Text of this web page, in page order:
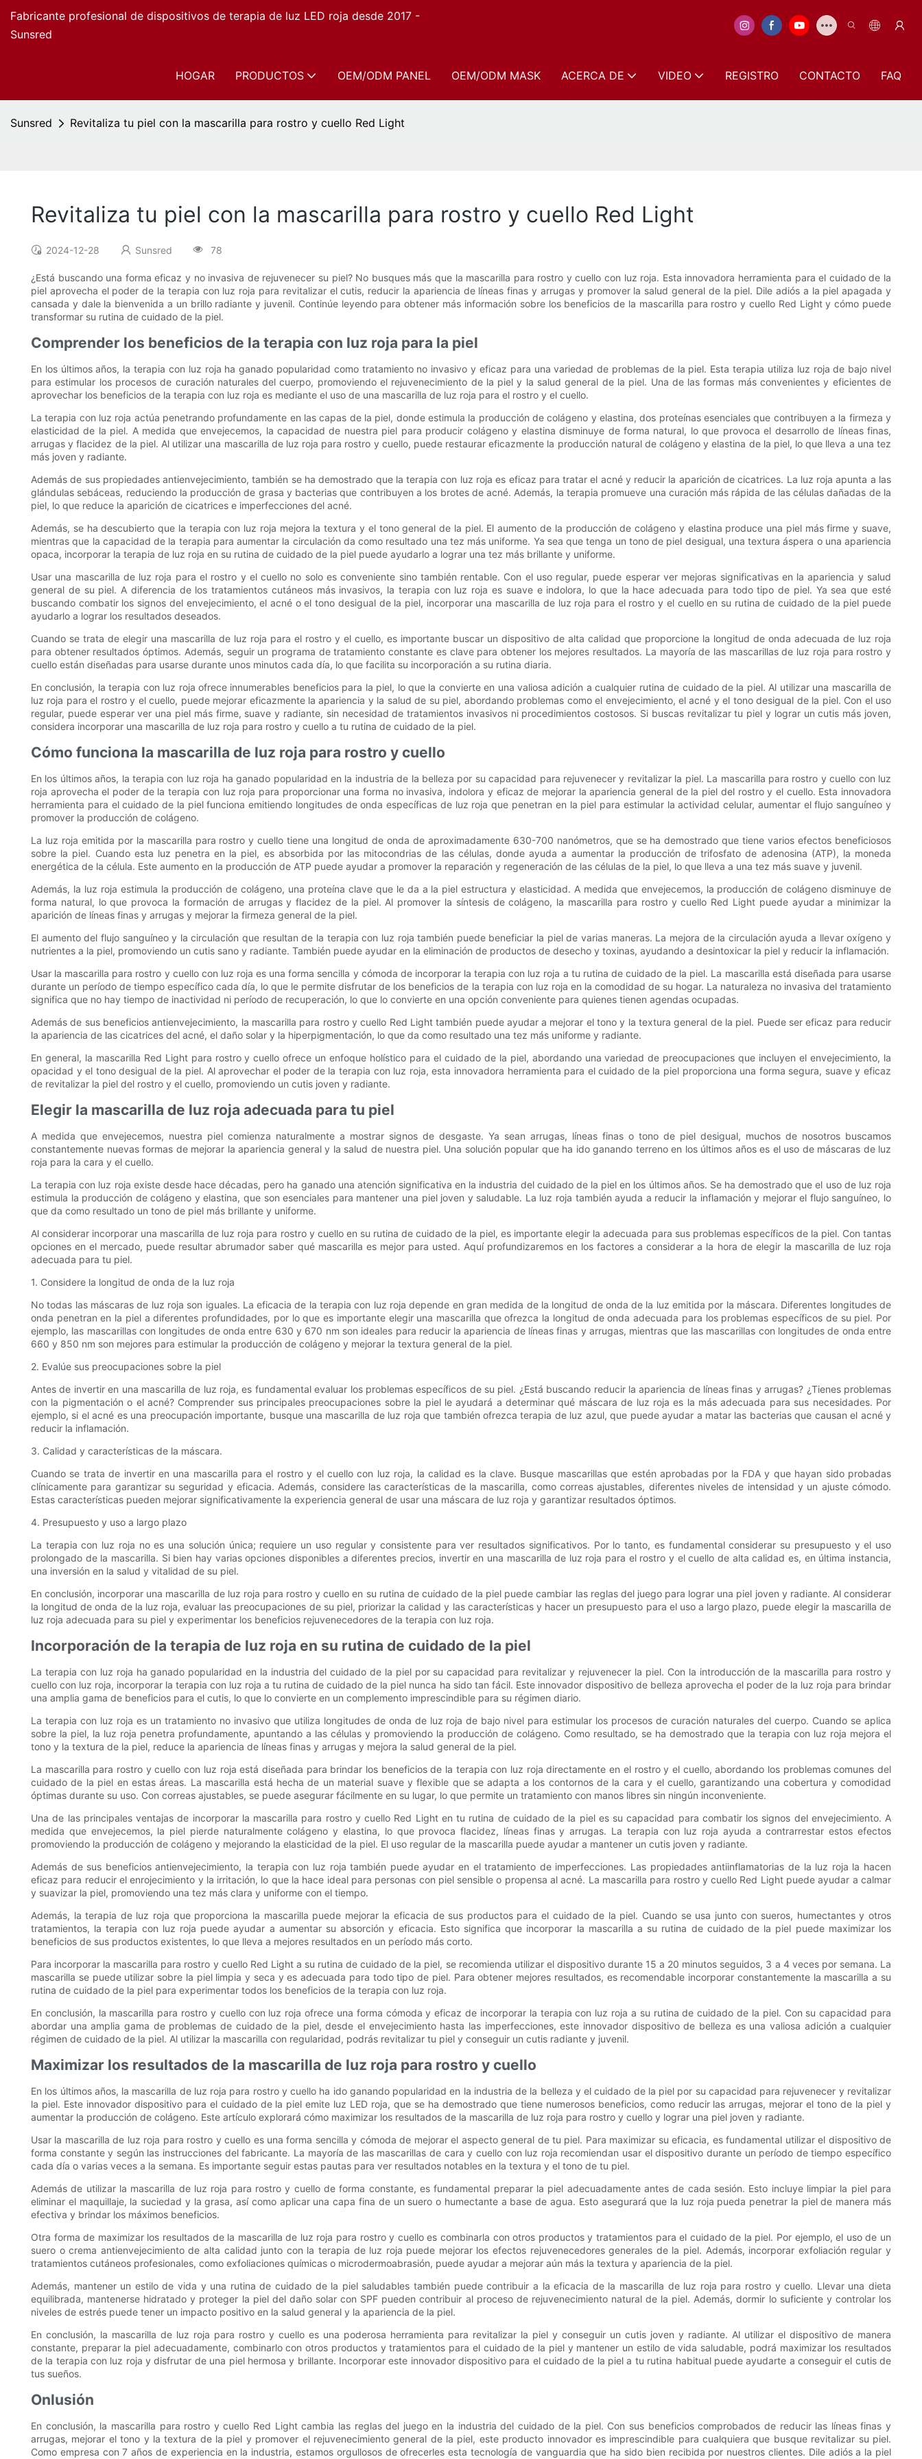
Fabricante profesional de dispositivos de terapia de luz LED roja desde 2017 -
Sunsred
HOGAR PRODUCTOS OEM/ODM PANEL OEM/ODM MASK ACERCA DE VIDEO REGISTRO CONTACTO FAQ
Sunsred Revitaliza tu piel con la mascarilla para rostro y cuello Red Light
Revitaliza tu piel con la mascarilla para rostro y cuello Red Light
2024-12-28 Sunsred 78
¿Está buscando una forma eficaz y no invasiva de rejuvenecer su piel? No busques más que la mascarilla para rostro y cuello con luz roja. Esta innovadora herramienta para el cuidado de la
piel aprovecha el poder de la terapia con luz roja para revitalizar el cutis, reducir la apariencia de líneas finas y arrugas y promover la salud general de la piel. Dile adiós a la piel apagada y
cansada y dale la bienvenida a un brillo radiante y juvenil. Continúe leyendo para obtener más información sobre los beneficios de la mascarilla para rostro y cuello Red Light y cómo puede
transformar su rutina de cuidado de la piel.
Comprender los beneficios de la terapia con luz roja para la piel
En los últimos años, la terapia con luz roja ha ganado popularidad como tratamiento no invasivo y eficaz para una variedad de problemas de la piel. Esta terapia utiliza luz roja de bajo nivel
para estimular los procesos de curación naturales del cuerpo, promoviendo el rejuvenecimiento de la piel y la salud general de la piel. Una de las formas más convenientes y eficientes de
aprovechar los beneficios de la terapia con luz roja es mediante el uso de una mascarilla de luz roja para el rostro y el cuello.
La terapia con luz roja actúa penetrando profundamente en las capas de la piel, donde estimula la producción de colágeno y elastina, dos proteínas esenciales que contribuyen a la firmeza y
elasticidad de la piel. A medida que envejecemos, la capacidad de nuestra piel para producir colágeno y elastina disminuye de forma natural, lo que provoca el desarrollo de líneas finas,
arrugas y flacidez de la piel. Al utilizar una mascarilla de luz roja para rostro y cuello, puede restaurar eficazmente la producción natural de colágeno y elastina de la piel, lo que lleva a una tez
más joven y radiante.
Además de sus propiedades antienvejecimiento, también se ha demostrado que la terapia con luz roja es eficaz para tratar el acné y reducir la aparición de cicatrices. La luz roja apunta a las
glándulas sebáceas, reduciendo la producción de grasa y bacterias que contribuyen a los brotes de acné. Además, la terapia promueve una curación más rápida de las células dañadas de la
piel, lo que reduce la aparición de cicatrices e imperfecciones del acné.
Además, se ha descubierto que la terapia con luz roja mejora la textura y el tono general de la piel. El aumento de la producción de colágeno y elastina produce una piel más firme y suave,
mientras que la capacidad de la terapia para aumentar la circulación da como resultado una tez más uniforme. Ya sea que tenga un tono de piel desigual, una textura áspera o una apariencia
opaca, incorporar la terapia de luz roja en su rutina de cuidado de la piel puede ayudarlo a lograr una tez más brillante y uniforme.
Usar una mascarilla de luz roja para el rostro y el cuello no solo es conveniente sino también rentable. Con el uso regular, puede esperar ver mejoras significativas en la apariencia y salud
general de su piel. A diferencia de los tratamientos cutáneos más invasivos, la terapia con luz roja es suave e indolora, lo que la hace adecuada para todo tipo de piel. Ya sea que esté
buscando combatir los signos del envejecimiento, el acné o el tono desigual de la piel, incorporar una mascarilla de luz roja para el rostro y el cuello en su rutina de cuidado de la piel puede
ayudarlo a lograr los resultados deseados.
Cuando se trata de elegir una mascarilla de luz roja para el rostro y el cuello, es importante buscar un dispositivo de alta calidad que proporcione la longitud de onda adecuada de luz roja
para obtener resultados óptimos. Además, seguir un programa de tratamiento constante es clave para obtener los mejores resultados. La mayoría de las mascarillas de luz roja para rostro y
cuello están diseñadas para usarse durante unos minutos cada día, lo que facilita su incorporación a su rutina diaria.
En conclusión, la terapia con luz roja ofrece innumerables beneficios para la piel, lo que la convierte en una valiosa adición a cualquier rutina de cuidado de la piel. Al utilizar una mascarilla de
luz roja para el rostro y el cuello, puede mejorar eficazmente la apariencia y la salud de su piel, abordando problemas como el envejecimiento, el acné y el tono desigual de la piel. Con el uso
regular, puede esperar ver una piel más firme, suave y radiante, sin necesidad de tratamientos invasivos ni procedimientos costosos. Si buscas revitalizar tu piel y lograr un cutis más joven,
considera incorporar una mascarilla de luz roja para rostro y cuello a tu rutina de cuidado de la piel.
Cómo funciona la mascarilla de luz roja para rostro y cuello
En los últimos años, la terapia con luz roja ha ganado popularidad en la industria de la belleza por su capacidad para rejuvenecer y revitalizar la piel. La mascarilla para rostro y cuello con luz
roja aprovecha el poder de la terapia con luz roja para proporcionar una forma no invasiva, indolora y eficaz de mejorar la apariencia general de la piel del rostro y el cuello. Esta innovadora
herramienta para el cuidado de la piel funciona emitiendo longitudes de onda específicas de luz roja que penetran en la piel para estimular la actividad celular, aumentar el flujo sanguíneo y
promover la producción de colágeno.
La luz roja emitida por la mascarilla para rostro y cuello tiene una longitud de onda de aproximadamente 630-700 nanómetros, que se ha demostrado que tiene varios efectos beneficiosos
sobre la piel. Cuando esta luz penetra en la piel, es absorbida por las mitocondrias de las células, donde ayuda a aumentar la producción de trifosfato de adenosina (ATP), la moneda
energética de la célula. Este aumento en la producción de ATP puede ayudar a promover la reparación y regeneración de las células de la piel, lo que lleva a una tez más suave y juvenil.
Además, la luz roja estimula la producción de colágeno, una proteína clave que le da a la piel estructura y elasticidad. A medida que envejecemos, la producción de colágeno disminuye de
forma natural, lo que provoca la formación de arrugas y flacidez de la piel. Al promover la síntesis de colágeno, la mascarilla para rostro y cuello Red Light puede ayudar a minimizar la
aparición de líneas finas y arrugas y mejorar la firmeza general de la piel.
El aumento del flujo sanguíneo y la circulación que resultan de la terapia con luz roja también puede beneficiar la piel de varias maneras. La mejora de la circulación ayuda a llevar oxígeno y
nutrientes a la piel, promoviendo un cutis sano y radiante. También puede ayudar en la eliminación de productos de desecho y toxinas, ayudando a desintoxicar la piel y reducir la inflamación.
Usar la mascarilla para rostro y cuello con luz roja es una forma sencilla y cómoda de incorporar la terapia con luz roja a tu rutina de cuidado de la piel. La mascarilla está diseñada para usarse
durante un período de tiempo específico cada día, lo que le permite disfrutar de los beneficios de la terapia con luz roja en la comodidad de su hogar. La naturaleza no invasiva del tratamiento
significa que no hay tiempo de inactividad ni período de recuperación, lo que lo convierte en una opción conveniente para quienes tienen agendas ocupadas.
Además de sus beneficios antienvejecimiento, la mascarilla para rostro y cuello Red Light también puede ayudar a mejorar el tono y la textura general de la piel. Puede ser eficaz para reducir
la apariencia de las cicatrices del acné, el daño solar y la hiperpigmentación, lo que da como resultado una tez más uniforme y radiante.
En general, la mascarilla Red Light para rostro y cuello ofrece un enfoque holístico para el cuidado de la piel, abordando una variedad de preocupaciones que incluyen el envejecimiento, la
opacidad y el tono desigual de la piel. Al aprovechar el poder de la terapia con luz roja, esta innovadora herramienta para el cuidado de la piel proporciona una forma segura, suave y eficaz
de revitalizar la piel del rostro y el cuello, promoviendo un cutis joven y radiante.
Elegir la mascarilla de luz roja adecuada para tu piel
A medida que envejecemos, nuestra piel comienza naturalmente a mostrar signos de desgaste. Ya sean arrugas, líneas finas o tono de piel desigual, muchos de nosotros buscamos
constantemente nuevas formas de mejorar la apariencia general y la salud de nuestra piel. Una solución popular que ha ido ganando terreno en los últimos años es el uso de máscaras de luz
roja para la cara y el cuello.
La terapia con luz roja existe desde hace décadas, pero ha ganado una atención significativa en la industria del cuidado de la piel en los últimos años. Se ha demostrado que el uso de luz roja
estimula la producción de colágeno y elastina, que son esenciales para mantener una piel joven y saludable. La luz roja también ayuda a reducir la inflamación y mejorar el flujo sanguíneo, lo
que da como resultado un tono de piel más brillante y uniforme.
Al considerar incorporar una mascarilla de luz roja para rostro y cuello en su rutina de cuidado de la piel, es importante elegir la adecuada para sus problemas específicos de la piel. Con tantas
opciones en el mercado, puede resultar abrumador saber qué mascarilla es mejor para usted. Aquí profundizaremos en los factores a considerar a la hora de elegir la mascarilla de luz roja
adecuada para tu piel.
1. Considere la longitud de onda de la luz roja
No todas las máscaras de luz roja son iguales. La eficacia de la terapia con luz roja depende en gran medida de la longitud de onda de la luz emitida por la máscara. Diferentes longitudes de
onda penetran en la piel a diferentes profundidades, por lo que es importante elegir una mascarilla que ofrezca la longitud de onda adecuada para los problemas específicos de su piel. Por
ejemplo, las mascarillas con longitudes de onda entre 630 y 670 nm son ideales para reducir la apariencia de líneas finas y arrugas, mientras que las mascarillas con longitudes de onda entre
660 y 850 nm son mejores para estimular la producción de colágeno y mejorar la textura general de la piel.
2. Evalúe sus preocupaciones sobre la piel
Antes de invertir en una mascarilla de luz roja, es fundamental evaluar los problemas específicos de su piel. ¿Está buscando reducir la apariencia de líneas finas y arrugas? ¿Tienes problemas
con la pigmentación o el acné? Comprender sus principales preocupaciones sobre la piel le ayudará a determinar qué máscara de luz roja es la más adecuada para sus necesidades. Por
ejemplo, si el acné es una preocupación importante, busque una mascarilla de luz roja que también ofrezca terapia de luz azul, que puede ayudar a matar las bacterias que causan el acné y
reducir la inflamación.
3. Calidad y características de la máscara.
Cuando se trata de invertir en una mascarilla para el rostro y el cuello con luz roja, la calidad es la clave. Busque mascarillas que estén aprobadas por la FDA y que hayan sido probadas
clínicamente para garantizar su seguridad y eficacia. Además, considere las características de la mascarilla, como correas ajustables, diferentes niveles de intensidad y un ajuste cómodo.
Estas características pueden mejorar significativamente la experiencia general de usar una máscara de luz roja y garantizar resultados óptimos.
4. Presupuesto y uso a largo plazo
La terapia con luz roja no es una solución única; requiere un uso regular y consistente para ver resultados significativos. Por lo tanto, es fundamental considerar su presupuesto y el uso
prolongado de la mascarilla. Si bien hay varias opciones disponibles a diferentes precios, invertir en una mascarilla de luz roja para el rostro y el cuello de alta calidad es, en última instancia,
una inversión en la salud y vitalidad de su piel.
En conclusión, incorporar una mascarilla de luz roja para rostro y cuello en su rutina de cuidado de la piel puede cambiar las reglas del juego para lograr una piel joven y radiante. Al considerar
la longitud de onda de la luz roja, evaluar las preocupaciones de su piel, priorizar la calidad y las características y hacer un presupuesto para el uso a largo plazo, puede elegir la mascarilla de
luz roja adecuada para su piel y experimentar los beneficios rejuvenecedores de la terapia con luz roja.
Incorporación de la terapia de luz roja en su rutina de cuidado de la piel
La terapia con luz roja ha ganado popularidad en la industria del cuidado de la piel por su capacidad para revitalizar y rejuvenecer la piel. Con la introducción de la mascarilla para rostro y
cuello con luz roja, incorporar la terapia con luz roja a tu rutina de cuidado de la piel nunca ha sido tan fácil. Este innovador dispositivo de belleza aprovecha el poder de la luz roja para brindar
una amplia gama de beneficios para el cutis, lo que lo convierte en un complemento imprescindible para su régimen diario.
La terapia con luz roja es un tratamiento no invasivo que utiliza longitudes de onda de luz roja de bajo nivel para estimular los procesos de curación naturales del cuerpo. Cuando se aplica
sobre la piel, la luz roja penetra profundamente, apuntando a las células y promoviendo la producción de colágeno. Como resultado, se ha demostrado que la terapia con luz roja mejora el
tono y la textura de la piel, reduce la apariencia de líneas finas y arrugas y mejora la salud general de la piel.
La mascarilla para rostro y cuello con luz roja está diseñada para brindar los beneficios de la terapia con luz roja directamente en el rostro y el cuello, abordando los problemas comunes del
cuidado de la piel en estas áreas. La mascarilla está hecha de un material suave y flexible que se adapta a los contornos de la cara y el cuello, garantizando una cobertura y comodidad
óptimas durante su uso. Con correas ajustables, se puede asegurar fácilmente en su lugar, lo que permite un tratamiento con manos libres sin ningún inconveniente.
Una de las principales ventajas de incorporar la mascarilla para rostro y cuello Red Light en tu rutina de cuidado de la piel es su capacidad para combatir los signos del envejecimiento. A
medida que envejecemos, la piel pierde naturalmente colágeno y elastina, lo que provoca flacidez, líneas finas y arrugas. La terapia con luz roja ayuda a contrarrestar estos efectos
promoviendo la producción de colágeno y mejorando la elasticidad de la piel. El uso regular de la mascarilla puede ayudar a mantener un cutis joven y radiante.
Además de sus beneficios antienvejecimiento, la terapia con luz roja también puede ayudar en el tratamiento de imperfecciones. Las propiedades antiinflamatorias de la luz roja la hacen
eficaz para reducir el enrojecimiento y la irritación, lo que la hace ideal para personas con piel sensible o propensa al acné. La mascarilla para rostro y cuello Red Light puede ayudar a calmar
y suavizar la piel, promoviendo una tez más clara y uniforme con el tiempo.
Además, la terapia de luz roja que proporciona la mascarilla puede mejorar la eficacia de sus productos para el cuidado de la piel. Cuando se usa junto con sueros, humectantes y otros
tratamientos, la terapia con luz roja puede ayudar a aumentar su absorción y eficacia. Esto significa que incorporar la mascarilla a su rutina de cuidado de la piel puede maximizar los
beneficios de sus productos existentes, lo que lleva a mejores resultados en un período más corto.
Para incorporar la mascarilla para rostro y cuello Red Light a su rutina de cuidado de la piel, se recomienda utilizar el dispositivo durante 15 a 20 minutos seguidos, 3 a 4 veces por semana. La
mascarilla se puede utilizar sobre la piel limpia y seca y es adecuada para todo tipo de piel. Para obtener mejores resultados, es recomendable incorporar constantemente la mascarilla a su
rutina de cuidado de la piel para experimentar todos los beneficios de la terapia con luz roja.
En conclusión, la mascarilla para rostro y cuello con luz roja ofrece una forma cómoda y eficaz de incorporar la terapia con luz roja a su rutina de cuidado de la piel. Con su capacidad para
abordar una amplia gama de problemas de cuidado de la piel, desde el envejecimiento hasta las imperfecciones, este innovador dispositivo de belleza es una valiosa adición a cualquier
régimen de cuidado de la piel. Al utilizar la mascarilla con regularidad, podrás revitalizar tu piel y conseguir un cutis radiante y juvenil.
Maximizar los resultados de la mascarilla de luz roja para rostro y cuello
En los últimos años, la mascarilla de luz roja para rostro y cuello ha ido ganando popularidad en la industria de la belleza y el cuidado de la piel por su capacidad para rejuvenecer y revitalizar
la piel. Este innovador dispositivo para el cuidado de la piel emite luz LED roja, que se ha demostrado que tiene numerosos beneficios, como reducir las arrugas, mejorar el tono de la piel y
aumentar la producción de colágeno. Este artículo explorará cómo maximizar los resultados de la mascarilla de luz roja para rostro y cuello y lograr una piel joven y radiante.
Usar la mascarilla de luz roja para rostro y cuello es una forma sencilla y cómoda de mejorar el aspecto general de tu piel. Para maximizar su eficacia, es fundamental utilizar el dispositivo de
forma constante y según las instrucciones del fabricante. La mayoría de las mascarillas de cara y cuello con luz roja recomiendan usar el dispositivo durante un período de tiempo específico
cada día o varias veces a la semana. Es importante seguir estas pautas para ver resultados notables en la textura y el tono de tu piel.
Además de utilizar la mascarilla de luz roja para rostro y cuello de forma constante, es fundamental preparar la piel adecuadamente antes de cada sesión. Esto incluye limpiar la piel para
eliminar el maquillaje, la suciedad y la grasa, así como aplicar una capa fina de un suero o humectante a base de agua. Esto asegurará que la luz roja pueda penetrar la piel de manera más
efectiva y brindar los máximos beneficios.
Otra forma de maximizar los resultados de la mascarilla de luz roja para rostro y cuello es combinarla con otros productos y tratamientos para el cuidado de la piel. Por ejemplo, el uso de un
suero o crema antienvejecimiento de alta calidad junto con la terapia de luz roja puede mejorar los efectos rejuvenecedores generales de la piel. Además, incorporar exfoliación regular y
tratamientos cutáneos profesionales, como exfoliaciones químicas o microdermoabrasión, puede ayudar a mejorar aún más la textura y apariencia de la piel.
Además, mantener un estilo de vida y una rutina de cuidado de la piel saludables también puede contribuir a la eficacia de la mascarilla de luz roja para rostro y cuello. Llevar una dieta
equilibrada, mantenerse hidratado y proteger la piel del daño solar con SPF pueden contribuir al proceso de rejuvenecimiento natural de la piel. Además, dormir lo suficiente y controlar los
niveles de estrés puede tener un impacto positivo en la salud general y la apariencia de la piel.
En conclusión, la mascarilla de luz roja para rostro y cuello es una poderosa herramienta para revitalizar la piel y conseguir un cutis joven y radiante. Al utilizar el dispositivo de manera
constante, preparar la piel adecuadamente, combinarlo con otros productos y tratamientos para el cuidado de la piel y mantener un estilo de vida saludable, podrá maximizar los resultados
de la terapia con luz roja y disfrutar de una piel hermosa y brillante. Incorporar este innovador dispositivo para el cuidado de la piel a tu rutina habitual puede ayudarte a conseguir el cutis de
tus sueños.
Onlusión
En conclusión, la mascarilla para rostro y cuello Red Light cambia las reglas del juego en la industria del cuidado de la piel. Con sus beneficios comprobados de reducir las líneas finas y
arrugas, mejorar el tono y la textura de la piel y promover el rejuvenecimiento general de la piel, este producto innovador es imprescindible para cualquiera que busque revitalizar su piel.
Como empresa con 7 años de experiencia en la industria, estamos orgullosos de ofrecerles esta tecnología de vanguardia que ha sido bien recibida por nuestros clientes. Dile adiós a la piel